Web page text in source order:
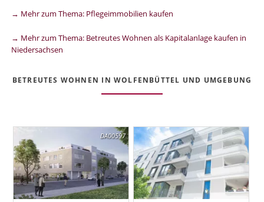
→ Mehr zum Thema: Pflegeimmobilien kaufen
→ Mehr zum Thema: Betreutes Wohnen als Kapitalanlage kaufen in
Niedersachsen
BETREUTES WOHNEN IN WOLFENBÜTTEL UND UMGEBUNG
DA00597